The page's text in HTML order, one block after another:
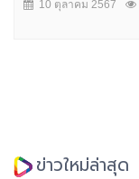
10 ตุลาคม 2567
ข่าวใหม่ล่าสุด